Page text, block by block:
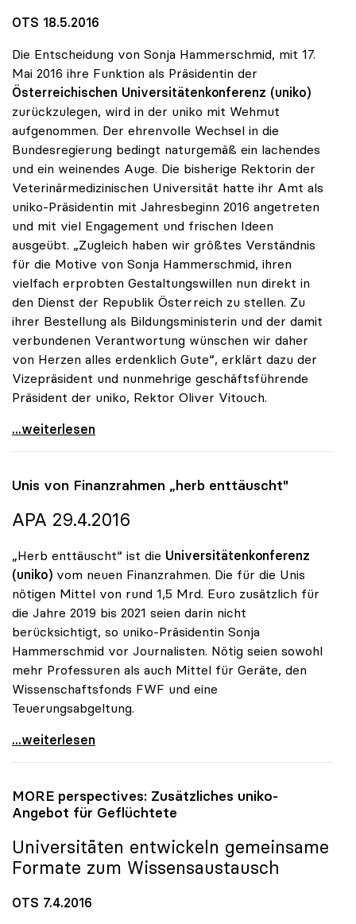
OTS 18.5.2016
Die Entscheidung von Sonja Hammerschmid, mit 17.
Mai 2016 ihre Funktion als Präsidentin der
Österreichischen Universitätenkonferenz (uniko)
zurückzulegen, wird in der uniko mit Wehmut
aufgenommen. Der ehrenvolle Wechsel in die
Bundesregierung bedingt naturgemäß ein lachendes
und ein weinendes Auge. Die bisherige Rektorin der
Veterinärmedizinischen Universität hatte ihr Amt als
uniko-Präsidentin mit Jahresbeginn 2016 angetreten
und mit viel Engagement und frischen Ideen
ausgeübt. „Zugleich haben wir größtes Verständnis
für die Motive von Sonja Hammerschmid, ihren
vielfach erprobten Gestaltungswillen nun direkt in
den Dienst der Republik Österreich zu stellen. Zu
ihrer Bestellung als Bildungsministerin und der damit
verbundenen Verantwortung wünschen wir daher
von Herzen alles erdenklich Gute“, erklärt dazu der
Vizepräsident und nunmehrige geschäftsführende
Präsident der uniko, Rektor Oliver Vitouch.
uniko gratuliert Sonja Hammerschmid zur Bestellung
...weiterlesen
Unis von Finanzrahmen „herb enttäuscht"
APA 29.4.2016
„Herb enttäuscht“ ist die Universitätenkonferenz
(uniko) vom neuen Finanzrahmen. Die für die Unis
nötigen Mittel von rund 1,5 Mrd. Euro zusätzlich für
die Jahre 2019 bis 2021 seien darin nicht
berücksichtigt, so uniko-Präsidentin Sonja
Hammerschmid vor Journalisten. Nötig seien sowohl
mehr Professuren als auch Mittel für Geräte, den
Wissenschaftsfonds FWF und eine
Teuerungsabgeltung.
Unis von Finanzrahmen „herb enttäuscht\"
...weiterlesen
MORE perspectives: Zusätzliches uniko-
Angebot für Geflüchtete
Universitäten entwickeln gemeinsame
Formate zum Wissensaustausch
OTS 7.4.2016